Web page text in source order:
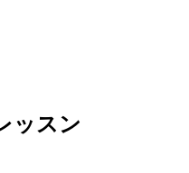
ッスン